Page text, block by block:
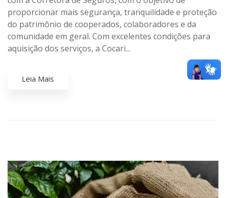
proporcionar mais segurança, tranquilidade e proteção
do patrimônio de cooperados, colaboradores e da
comunidade em geral. Com excelentes condições para
aquisição dos serviços, a Cocari...
Leia Mais